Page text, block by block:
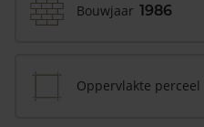
Bouwjaar 1986
Oppervlakte perceel